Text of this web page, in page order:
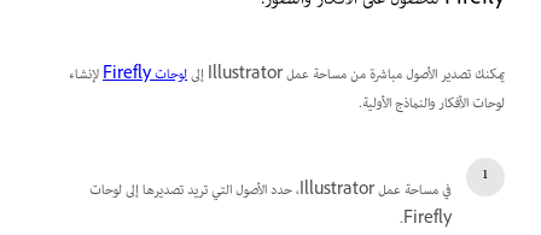
يمكنك تصدير الأصول مباشرة من مساحة عمل Illustrator إلى لوحات Firefly
لإنشاء
لوحات الأفكار والنماذج الأولية.
في مساحة عمل Illustrator، حدد الأصول التي تريد تصديرها إلى لوحات
Firefly.